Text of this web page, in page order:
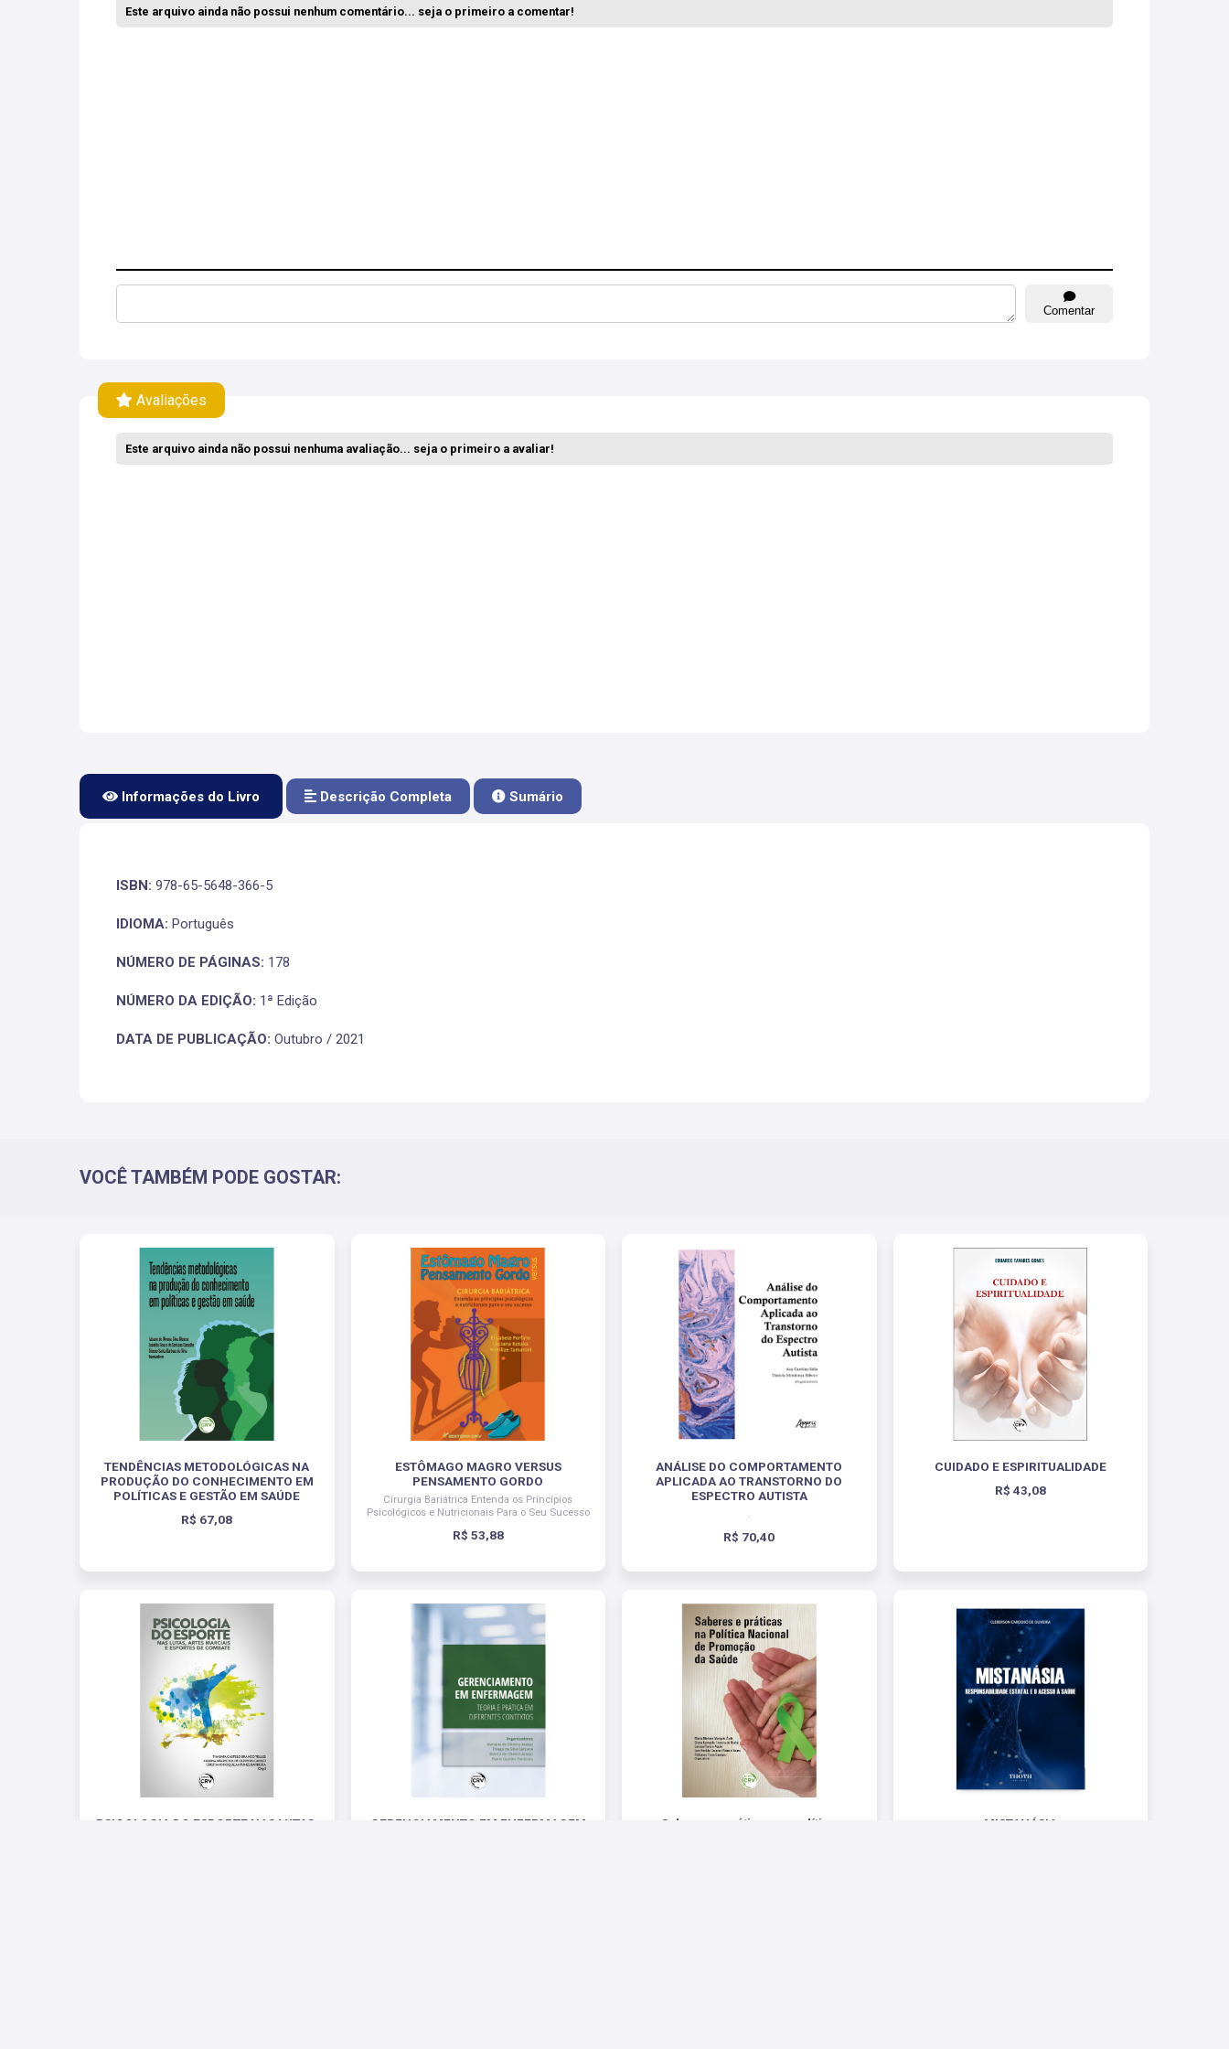
Este arquivo ainda não possui nenhum comentário... seja o primeiro a comentar!
Comentar
Avaliações
Este arquivo ainda não possui nenhuma avaliação... seja o primeiro a avaliar!
Informações do Livro Descrição Completa Sumário
ISBN: 978-65-5648-366-5
IDIOMA: Português
NÚMERO DE PÁGINAS: 178
NÚMERO DA EDIÇÃO: 1ª Edição
DATA DE PUBLICAÇÃO: Outubro / 2021
VOCÊ TAMBÉM PODE GOSTAR:
TENDÊNCIAS METODOLÓGICAS NA
PRODUÇÃO DO CONHECIMENTO EM
POLÍTICAS E GESTÃO EM SAÚDE
R$ 67,08
ESTÔMAGO MAGRO VERSUS
PENSAMENTO GORDO
Cirurgia Bariátrica Entenda os Princípios
Psicológicos e Nutricionais Para o Seu Sucesso
R$ 53,88
ANÁLISE DO COMPORTAMENTO
APLICADA AO TRANSTORNO DO
ESPECTRO AUTISTA
.
R$ 70,40
CUIDADO E ESPIRITUALIDADE
R$ 43,08
PSICOLOGIA DO ESPORTE NAS LUTAS,
GERENCIAMENTO EM ENFERMAGEM
Saberes e práticas na política
MISTANÁSIA